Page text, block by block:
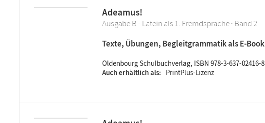
Adeamus!
Ausgabe B - Latein als 1. Fremdsprache · Band 2
Texte, Übungen, Begleitgrammatik als E-Book
Oldenbourg Schulbuchverlag, ISBN 978-3-637-02416-8
Auch erhältlich als
PrintPlus-Lizenz